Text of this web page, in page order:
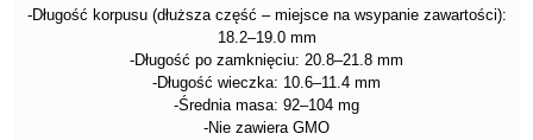
-Długość korpusu (dłuższa część – miejsce na wsypanie zawartości):
18.2–19.0 mm
-Długość po zamknięciu: 20.8–21.8 mm
-Długość wieczka: 10.6–11.4 mm
-Średnia masa: 92–104 mg
-Nie zawiera GMO